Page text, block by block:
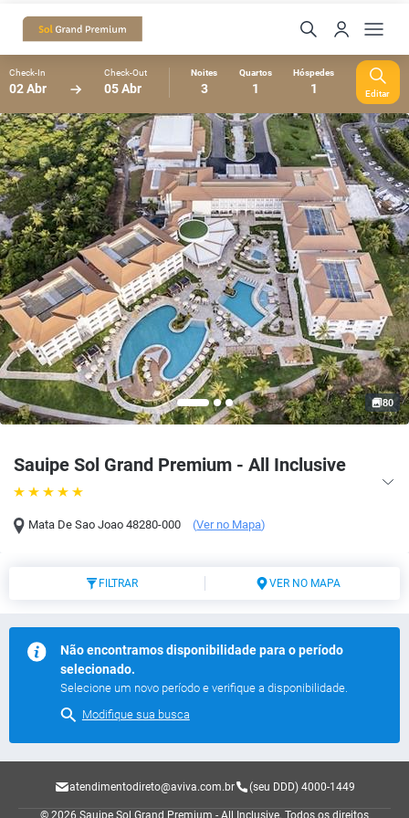
Check-In
02 Abr
Check-Out
05 Abr
Noites
3
Quartos
1
Hóspedes
1 Editar
Sauipe Sol Grand Premium - All Inclusive
Mata De Sao Joao 48280-000 (Ver no Mapa)
80
FILTRAR VER NO MAPA
Não encontramos disponibilidade para o período
selecionado.
Selecione um novo período e verifique a disponibilidade.
Modifique sua busca
atendimentodireto@aviva.com.br (seu DDD) 4000-1449
© 2026 Sauipe Sol Grand Premium - All Inclusive. Todos os direitos